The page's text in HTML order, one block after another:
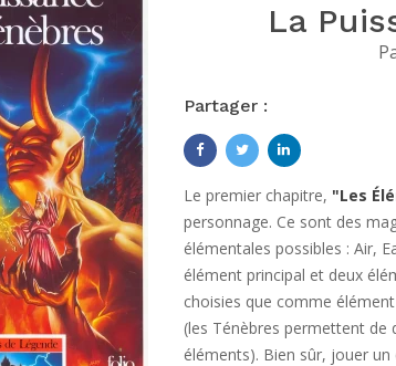
La
Partager :
Le premier chapitre, "Les
personnage. Ce sont des
élémentales possibles : Air,
élément principal et deux
choisies que comme
(les Ténèbres permettent de
éléments). Bien sûr, jouer un